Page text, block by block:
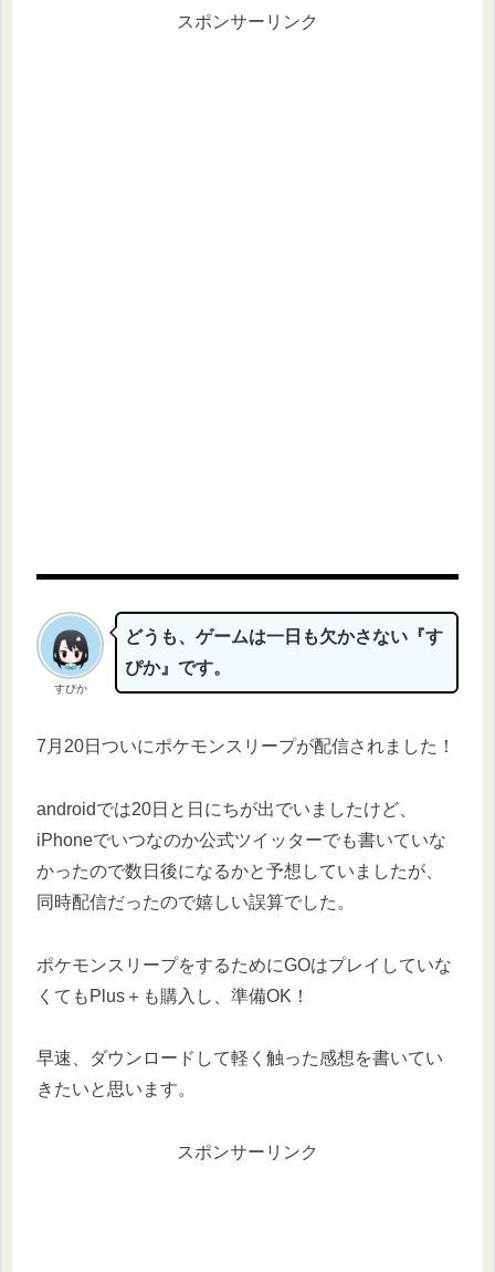
スポンサーリンク
すぴか
どうも、ゲームは一日も欠かさない『す
ぴか』です。
7月20日ついにポケモンスリープが配信されました！
androidでは20日と日にちが出でいましたけど、
iPhoneでいつなのか公式ツイッターでも書いていな
かったので数日後になるかと予想していましたが、
同時配信だったので嬉しい誤算でした。
ポケモンスリープをするためにGOはプレイしていな
くてもPlus＋も購入し、準備OK！
早速、ダウンロードして軽く触った感想を書いてい
きたいと思います。
スポンサーリンク